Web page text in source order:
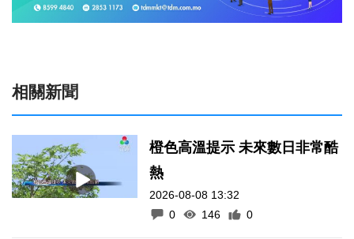
相關新聞
橙色高溫提示 未來數日非常酷
熱
2026-08-08 13:32
0
146 0